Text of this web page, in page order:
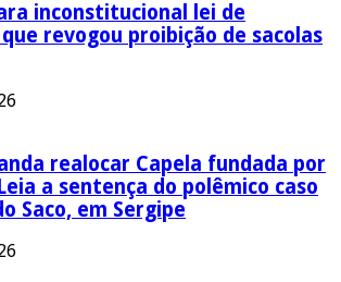
inconstitucional lei de
revogou proibição de sacolas
realocar Capela fundada por
a sentença do polêmico caso
Saco, em Sergipe